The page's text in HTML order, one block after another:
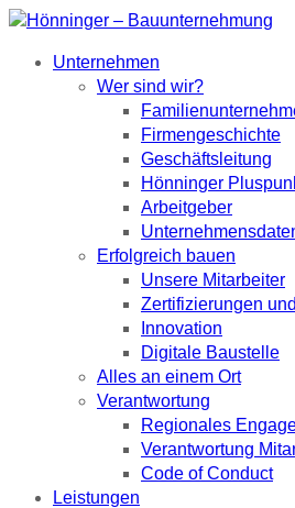
Unternehmen
Wer sind wir?
Firmengeschichte
Geschäftsleitung
Hönninger
Arbeitgeber
Erfolgreich bauen
Unsere Mitarbeiter
Zertifizierungen
Innovation
Digitale Baustelle
Alles an einem Ort
Verantwortung
Regionales
Verantwortung
Code of Conduct
Leistungen